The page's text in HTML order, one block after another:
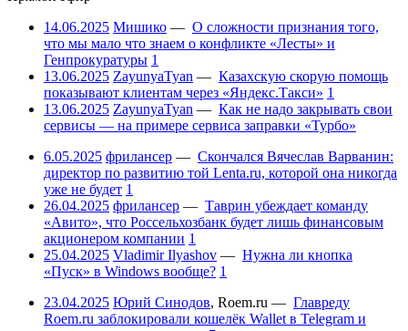
14.06.2025 Мишико — О сложности признания того,
что мы мало что знаем о конфликте «Лесты» и
Генпрокуратуры 1
13.06.2025 ZayunyaTyan — Казахскую скорую помощь
показывают клиентам через «Яндекс.Такси» 1
13.06.2025 ZayunyaTyan — Как не надо закрывать свои
сервисы — на примере сервиса заправки «Турбо»
6.05.2025 фрилансер — Скончался Вячеслав Варванин:
директор по развитию той Lenta.ru, которой она никогда
уже не будет 1
26.04.2025 фрилансер — Таврин убеждает команду
«Авито», что Россельхозбанк будет лишь финансовым
акционером компании 1
25.04.2025 Vladimir Ilyashov — Нужна ли кнопка
«Пуск» в Windows вообще? 1
23.04.2025 Юрий Синодов, Roem.ru — Главреду
Roem.ru заблокировали кошелёк Wallet в Telegram и